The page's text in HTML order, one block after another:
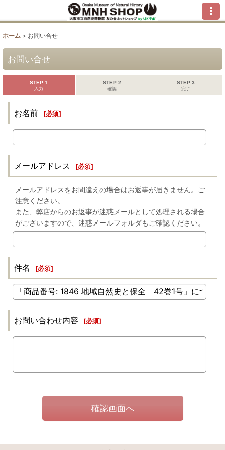
ホーム > お問い合せ
お問い合せ
STEP 1
入力
STEP 2
確認
STEP 3
完了
お名前 [必須]
メールアドレス [必須]
メールアドレスをお間違えの場合はお返事が届きません。ご
注意ください。
また、弊店からのお返事が迷惑メールとして処理される場合
がございますので、迷惑メールフォルダもご確認ください。
件名 [必須]
お問い合わせ内容 [必須]
確認画面へ